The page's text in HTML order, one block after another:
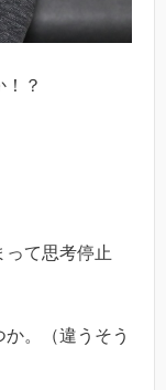
？
って思考停止
。（違うそう